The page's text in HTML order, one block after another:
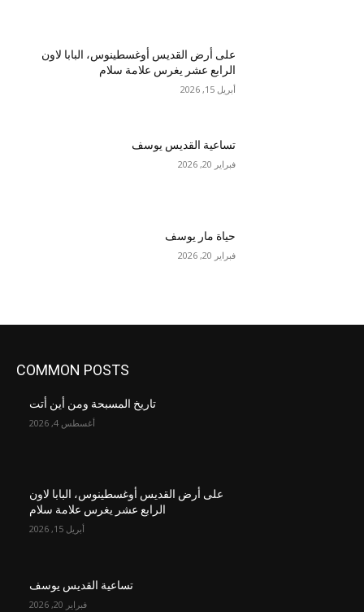
على أرض القديس أوغسطينوس، البابا لاون
الرابع عشر يغرس علامة سلام
أبريل 15, 2026
تساعية القديس يوسف
فبراير 20, 2026
حياة مار يوسف
فبراير 20, 2026
COMMON POSTS
تاريخ المسبحة ومن أين أتت
أغسطس 4, 2026
على أرض القديس أوغسطينوس، البابا لاون
الرابع عشر يغرس علامة سلام
أبريل 15, 2026
تساعية القديس يوسف
فبراير 20, 2026